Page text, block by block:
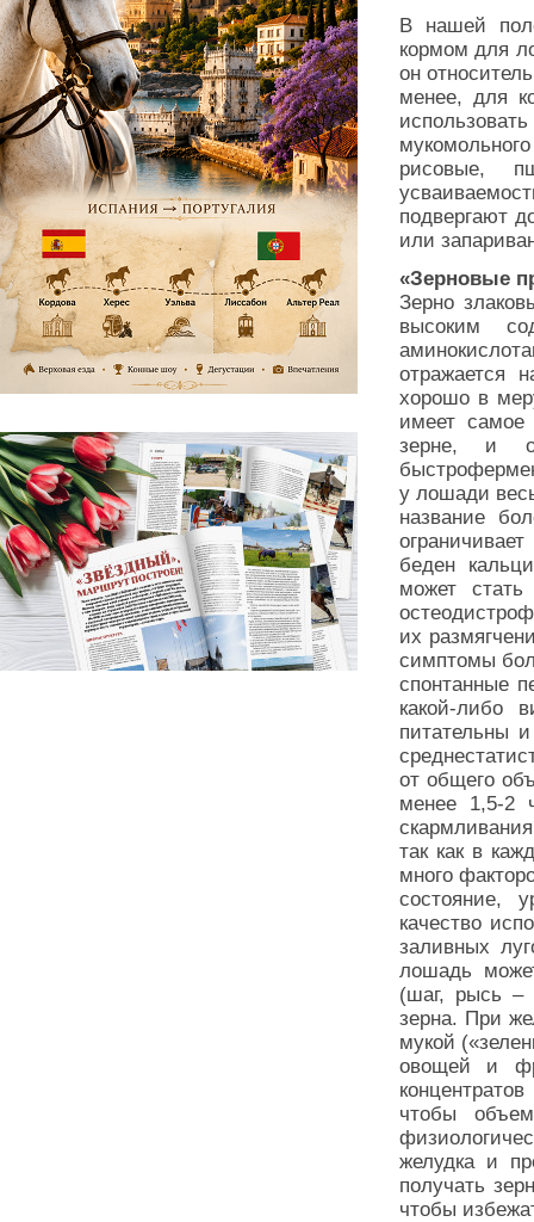
В нашей
кормом для
он
менее, для
рисовые,
подвергают
или
«Зерновые
Зерно
высоким
отражается
хорошо в
имеет самое
зерне, и
у лошади
название
беден
может стать
их
симптомы
спонтанные
какой-либо
питательны
от общего
менее 1,5-2
так как в
много
состояние,
качество
заливных
лошадь
(шаг, рысь –
зерна. При
мукой
овощей и
чтобы
желудка и
получать
чтобы